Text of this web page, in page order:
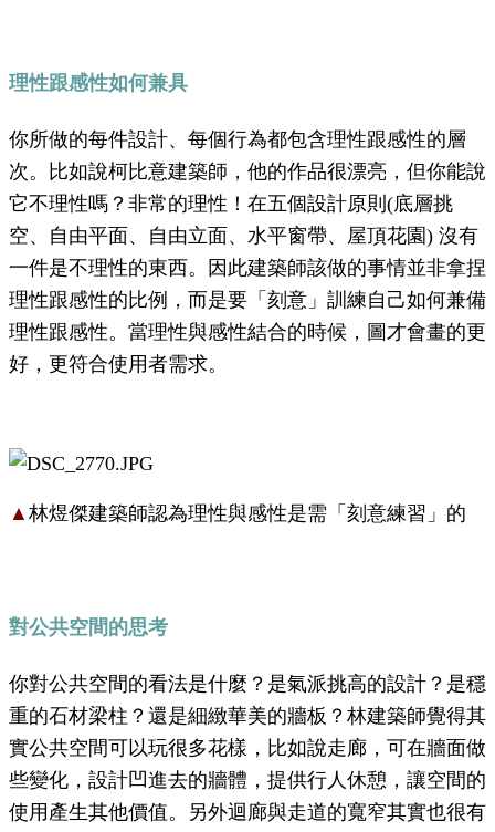
理性跟感性如何兼具
你所做的每件設計、每個行為都包含理性跟感性的層
次。比如說柯比意建築師，他的作品很漂亮，但你能說
它不理性嗎？非常的理性！在五個設計原則 (底層挑
空、自由平面、自由立面、水平窗帶、屋頂花園) 沒有
一件是不理性的東西。因此建築師該做的事情並非拿捏
理性跟感性的比例，而是要「刻意」訓練自己如何兼備
理性跟感性。當理性與感性結合的時候，圖才會畫的更
好，更符合使用者需求。
▲ 林煜傑建築師認為理性與感性是需「刻意練習」的
對公共空間的思考
你對公共空間的看法是什麼？是氣派挑高的設計？是穩
重的石材梁柱？還是細緻華美的牆板？林建築師覺得其
實公共空間可以玩很多花樣，比如說走廊，可在牆面做
些變化，設計凹進去的牆體，提供行人休憩，讓空間的
使用產生其他價值。另外迴廊與走道的寬窄其實也很有